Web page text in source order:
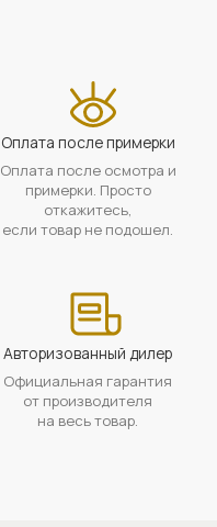
Оплата после примерки
Оплата после осмотра и
примерки. Просто
откажитесь,
если товар не подошел.
Авторизованный дилер
Официальная гарантия
от производителя
на весь товар.